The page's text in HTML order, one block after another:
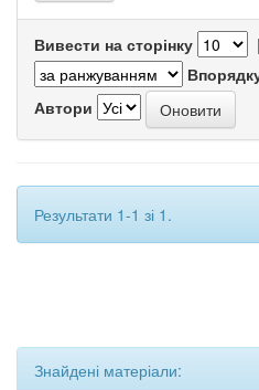
Вивести на сторінку |
Автори
Результати 1-1 зі 1.
Знайдені матеріали: